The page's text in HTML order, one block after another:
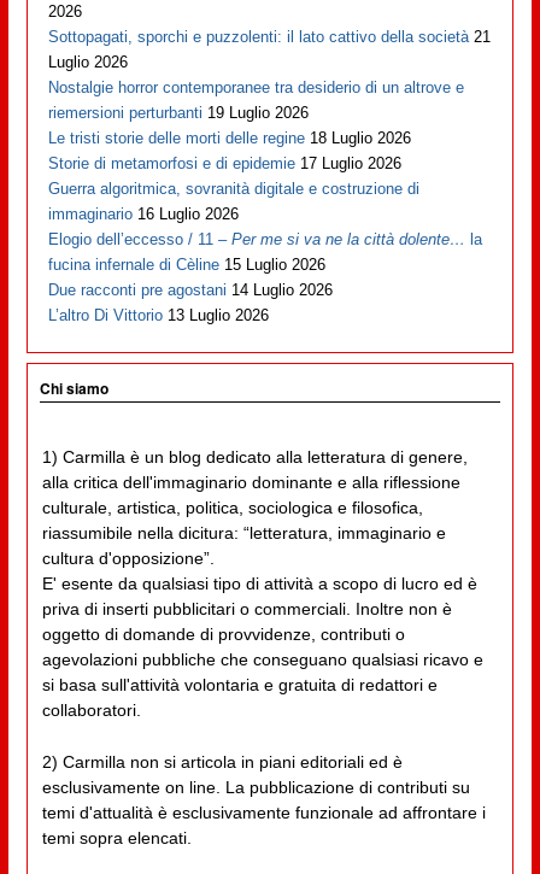
2026
Sottopagati, sporchi e puzzolenti: il lato cattivo della società 21
Luglio 2026
Nostalgie horror contemporanee tra desiderio di un altrove e
riemersioni perturbanti 19 Luglio 2026
Le tristi storie delle morti delle regine 18 Luglio 2026
Storie di metamorfosi e di epidemie 17 Luglio 2026
Guerra algoritmica, sovranità digitale e costruzione di
immaginario 16 Luglio 2026
Elogio dell’eccesso / 11 –Per me si va ne la città dolente… la
fucina infernale di Cèline 15 Luglio 2026
Due racconti pre agostani 14 Luglio 2026
L’altro Di Vittorio 13 Luglio 2026
Chi siamo
1) Carmilla è un blog dedicato alla letteratura di genere,
alla critica dell'immaginario dominante e alla riflessione
culturale, artistica, politica, sociologica e filosofica,
riassumibile nella dicitura: “letteratura, immaginario e
cultura d'opposizione”.
E' esente da qualsiasi tipo di attività a scopo di lucro ed è
priva di inserti pubblicitari o commerciali. Inoltre non è
oggetto di domande di provvidenze, contributi o
agevolazioni pubbliche che conseguano qualsiasi ricavo e
si basa sull'attività volontaria e gratuita di redattori e
collaboratori.
2) Carmilla non si articola in piani editoriali ed è
esclusivamente on line. La pubblicazione di contributi su
temi d'attualità è esclusivamente funzionale ad affrontare i
temi sopra elencati.